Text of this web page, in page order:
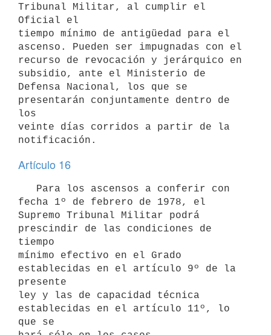
Tribunal Militar, al cumplir el
Oficial el
tiempo mínimo de antigüedad para el
ascenso. Pueden ser impugnadas con el
recurso de revocación y jerárquico en
subsidio, ante el Ministerio de
Defensa Nacional, los que se
presentarán conjuntamente dentro de
los
veinte días corridos a partir de la
Artículo 16
fecha 1º de febrero de 1978, el
Supremo Tribunal Militar podrá
prescindir de las condiciones de
tiempo
mínimo efectivo en el Grado
establecidas en el artículo 9º de la
presente
ley y las de capacidad técnica
establecidas en el artículo 11º, lo
que se